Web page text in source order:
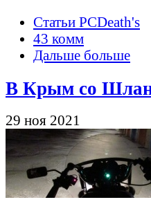
Статьи PCDeath's
43 комм
Дальше больше
В Крым со
29 ноя 2021